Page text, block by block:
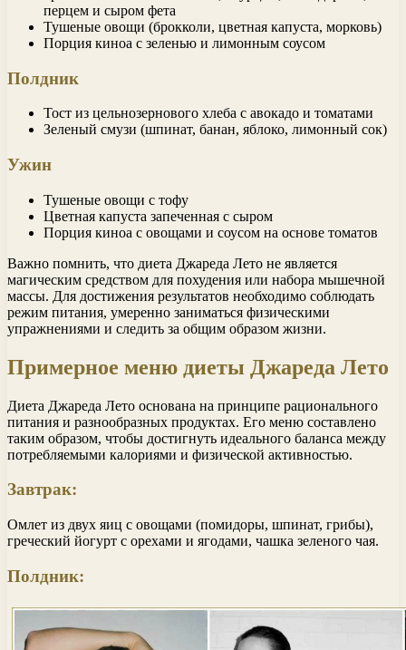
перцем и сыром фета
Тушеные овощи (брокколи, цветная капуста, морковь)
Порция киноа с зеленью и лимонным соусом
Полдник
Тост из цельнозернового хлеба с авокадо и томатами
Зеленый смузи (шпинат, банан, яблоко, лимонный сок)
Ужин
Тушеные овощи с тофу
Цветная капуста запеченная с сыром
Порция киноа с овощами и соусом на основе томатов
Важно помнить, что диета Джареда Лето не является
магическим средством для похудения или набора мышечной
массы. Для достижения результатов необходимо соблюдать
режим питания, умеренно заниматься физическими
упражнениями и следить за общим образом жизни.
Примерное меню диеты Джареда Лето
Диета Джареда Лето основана на принципе рационального
питания и разнообразных продуктах. Его меню составлено
таким образом, чтобы достигнуть идеального баланса между
потребляемыми калориями и физической активностью.
Завтрак:
Омлет из двух яиц с овощами (помидоры, шпинат, грибы),
греческий йогурт с орехами и ягодами, чашка зеленого чая.
Полдник: